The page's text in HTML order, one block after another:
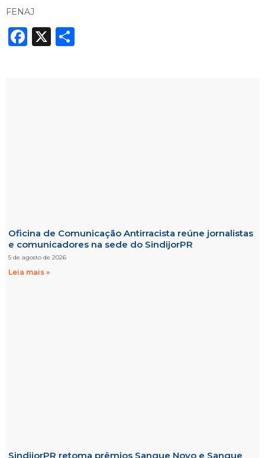
FENAJ
Facebook
X
Oficina de Comunicação Antirracista reúne jornalistas
e comunicadores na sede do SindijorPR
5 de agosto de 2026
Leia mais »
SindijorPR retoma prêmios Sangue Novo e Sangue